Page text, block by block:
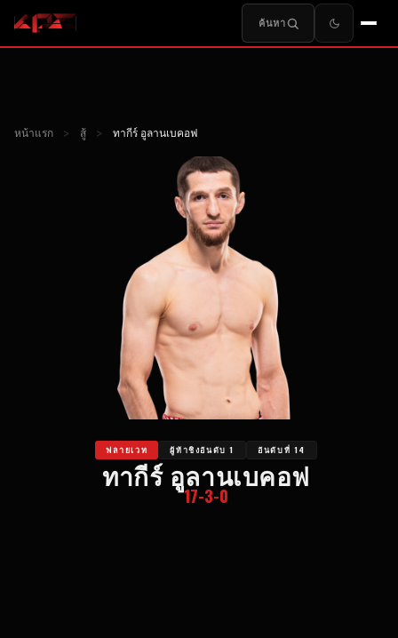
ค้นหา
หน้าแรก > สู้ > ทากีร์ อูลานเบคอฟ
ฟลายเวท ผู้ท้าชิงอันดับ 1 อันดับที่ 14
ทากีร์ อูลานเบคอฟ
17-3-0